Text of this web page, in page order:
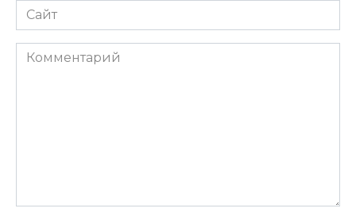
Сайт
Комментарий